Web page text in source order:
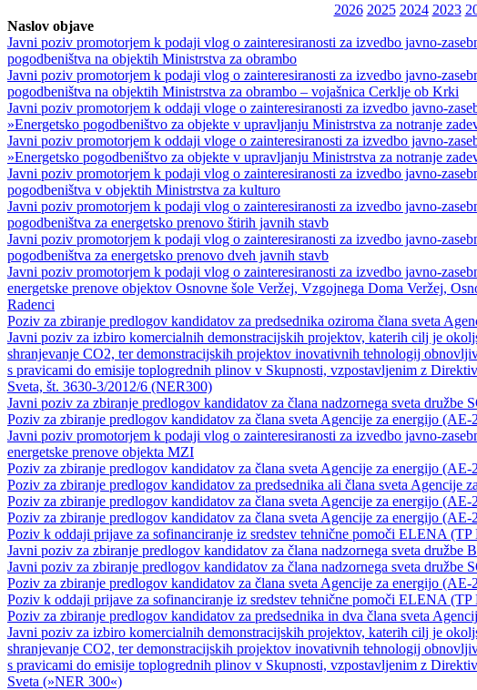
2026 2025 2024 2023
Naslov objave
Javni poziv promotorjem k podaji vlog o zainteresiranosti za izvedbo javno-
pogodbeništva na objektih Ministrstva za obrambo
Javni poziv promotorjem k podaji vlog o zainteresiranosti za izvedbo javno-
pogodbeništva na objektih Ministrstva za obrambo – vojašnica Cerklje ob Krki
Javni poziv promotorjem k oddaji vloge o zainteresiranosti za izvedbo javno-
»Energetsko pogodbeništvo za objekte v upravljanju Ministrstva za notranje
Javni poziv promotorjem k oddaji vloge o zainteresiranosti za izvedbo javno-
»Energetsko pogodbeništvo za objekte v upravljanju Ministrstva za notranje
Javni poziv promotorjem k podaji vlog o zainteresiranosti za izvedbo javno-
pogodbeništva v objektih Ministrstva za kulturo
Javni poziv promotorjem k podaji vlog o zainteresiranosti za izvedbo javno-
pogodbeništva za energetsko prenovo štirih javnih stavb
Javni poziv promotorjem k podaji vlog o zainteresiranosti za izvedbo javno-
pogodbeništva za energetsko prenovo dveh javnih stavb
Javni poziv promotorjem k podaji vlog o zainteresiranosti za izvedbo javno-
energetske prenove objektov Osnovne šole Veržej, Vzgojnega Doma Veržej,
Radenci
Poziv za zbiranje predlogov kandidatov za predsednika oziroma člana sveta
Javni poziv za izbiro komercialnih demonstracijskih projektov, katerih cilj je
shranjevanje CO2, ter demonstracijskih projektov inovativnih tehnologij
s pravicami do emisije toplogrednih plinov v Skupnosti, vzpostavljenim z
Sveta, št. 3630-3/2012/6 (NER300)
Javni poziv za zbiranje predlogov kandidatov za člana nadzornega sveta družbe
Poziv za zbiranje predlogov kandidatov za člana sveta Agencije za energijo (AE-
Javni poziv promotorjem k podaji vlog o zainteresiranosti za izvedbo javno-
energetske prenove objekta MZI
Poziv za zbiranje predlogov kandidatov za člana sveta Agencije za energijo (AE-
Poziv za zbiranje predlogov kandidatov za predsednika ali člana sveta Agencije
Poziv za zbiranje predlogov kandidatov za člana sveta Agencije za energijo (AE-
Poziv za zbiranje predlogov kandidatov za člana sveta Agencije za energijo (AE-
Poziv k oddaji prijave za sofinanciranje iz sredstev tehnične pomoči ELENA
Javni poziv za zbiranje predlogov kandidatov za člana nadzornega sveta družbe
Javni poziv za zbiranje predlogov kandidatov za člana nadzornega sveta družbe
Poziv za zbiranje predlogov kandidatov za člana sveta Agencije za energijo (AE-
Poziv k oddaji prijave za sofinanciranje iz sredstev tehnične pomoči ELENA
Poziv za zbiranje predlogov kandidatov za predsednika in dva člana sveta
Javni poziv za izbiro komercialnih demonstracijskih projektov, katerih cilj je
shranjevanje CO2, ter demonstracijskih projektov inovativnih tehnologij
s pravicami do emisije toplogrednih plinov v Skupnosti, vzpostavljenim z
Sveta (»NER 300«)